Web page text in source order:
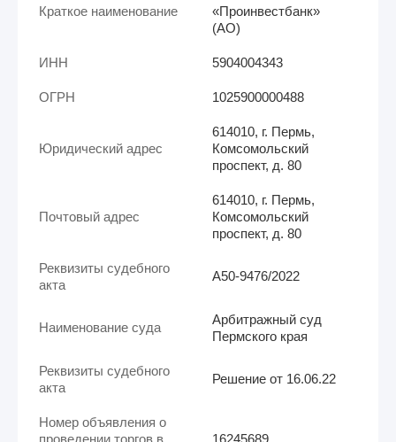
Краткое наименование
«Проинвестбанк»
(АО)
ИНН 5904004343
ОГРН 1025900000488
Юридический адрес
614010, г. Пермь,
Комсомольский
проспект, д. 80
Почтовый адрес
614010, г. Пермь,
Комсомольский
проспект, д. 80
Реквизиты судебного
акта
А50-9476/2022
Наименование суда
Арбитражный суд
Пермского края
Реквизиты судебного
акта
Решение от 16.06.22
Номер объявления о
проведении торгов в
16245689